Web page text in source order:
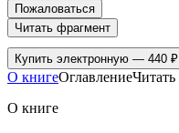
Пожаловаться
Читать фрагмент
Купить электронную — 440 ₽
О книгеОглавлениеЧитать
О книге